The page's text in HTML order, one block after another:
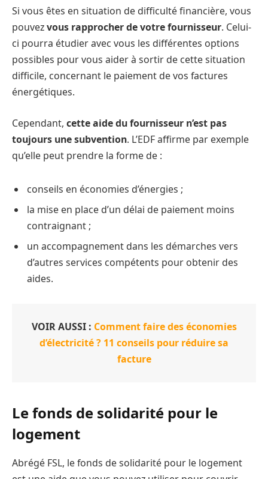
Si vous êtes en situation de difficulté financière, vous
pouvezvous rapprocher de votre fournisseur. Celui-
ci pourra étudier avec vous les différentes options
possibles pour vous aider à sortir de cette situation
difficile, concernant le paiement de vos factures
énergétiques.
Cependant, cette aide du fournisseur n’est pas
toujours une subvention. L’EDF affirme par exemple
qu’elle peut prendre la forme de :
conseils en économies d’énergies ;
la mise en place d’un délai de paiement moins
contraignant ;
un accompagnement dans les démarches vers
d’autres services compétents pour obtenir des
aides.
VOIR AUSSI : Comment faire des économies
d’électricité ? 11 conseils pour réduire sa
facture
Le fonds de solidarité pour le
logement
Abrégé FSL, le fonds de solidarité pour le logement